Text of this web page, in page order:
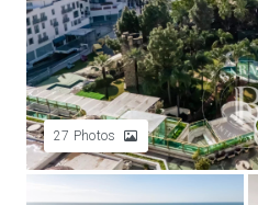
27 Photos